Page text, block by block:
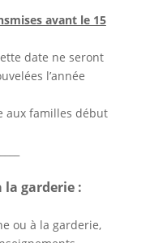
avant le 15
date ne seront
l’année
aux familles début
garderie :
ou à la garderie,